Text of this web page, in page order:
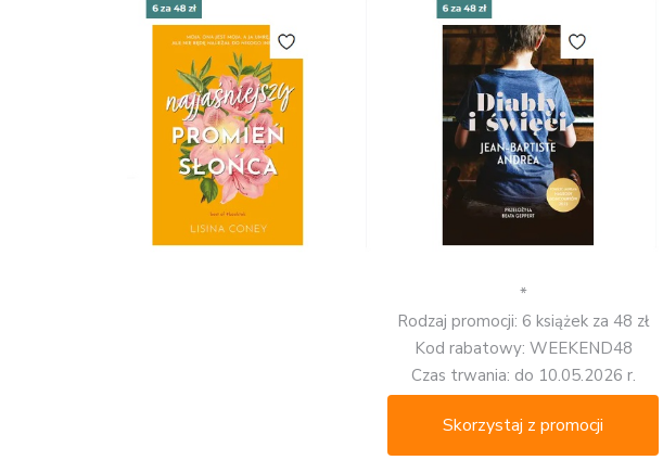
*
Rodzaj promocji: 6 książek za 48 zł
Kod rabatowy: WEEKEND48
Czas trwania: do 10.05.2026 r.
Skorzystaj z promocji